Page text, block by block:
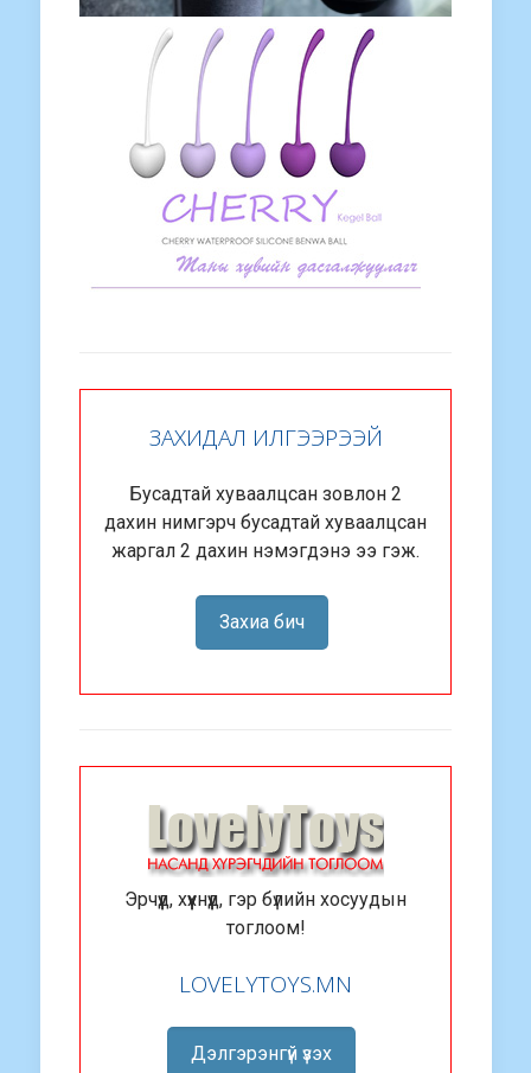
ЗАХИДАЛ ИЛГЭЭРЭЭЙ
Бусадтай хуваалцсан зовлон 2
дахин нимгэрч бусадтай хуваалцсан
жаргал 2 дахин нэмэгдэнэ ээ гэж.
Захиа бич
Эрчүүд, хүүхнүүд, гэр бүлийн хосуудын
тоглоом!
LOVELYTOYS.MN
Дэлгэрэнгүй үзэх